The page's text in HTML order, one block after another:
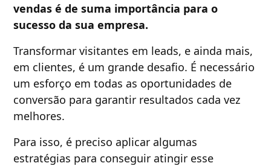
vendas é de suma importância para o
sucesso da sua empresa.
Transformar visitantes em leads, e ainda mais,
em clientes, é um grande desafio. É necessário
um esforço em todas as oportunidades de
conversão para garantir resultados cada vez
melhores.
Para isso, é preciso aplicar algumas
estratégias para conseguir atingir esse